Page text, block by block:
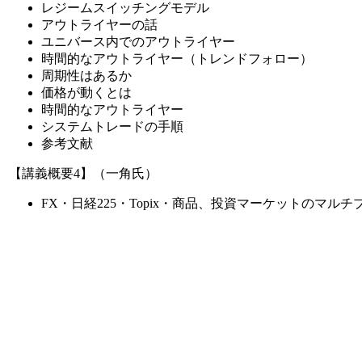
レジームスイッチングモデル
アウトライヤーの話
ユニバース内でのアウトライヤー
時間的なアウトライヤー（トレンドフォロー）
周期性はあるか
価格が動くとは
時間的なアウトライヤー
システムトレードの手順
参考文献
【講義概要4】（一角氏）
FX・日経225・Topix・商品、投資マーケットのマルチ